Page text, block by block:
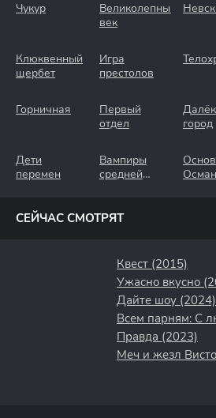
Чукур
Великолепный
век
Клюквенный
щербет
Игра
престолов
Горничная
Первый
отдел
город
Дети
перемен
Вампиры
средней
Осман
СЕЙЧАС СМОТРЯТ
Квест (2015)
Ужасно вкусно
Дайте шоу (2024)
Всем парням: С
Правда (2023)
Меч и жезл